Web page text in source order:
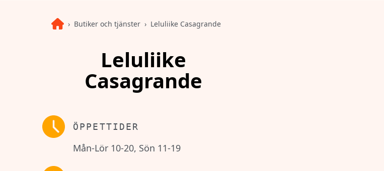
Butiker och tjänster Leluliike Casagrande
Leluliike
Casagrande
ÖPPETTIDER
Mån-Lör 10-20, Sön 11-19